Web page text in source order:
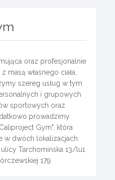
oraz profesjonalnie
masą własnego ciała,
szereg usług w tym
i grupowych
sportowych oraz
prowadzimy
Gym", która
w dwóch lokalizacjach:
Tarchomińśka 13/lu1
179.